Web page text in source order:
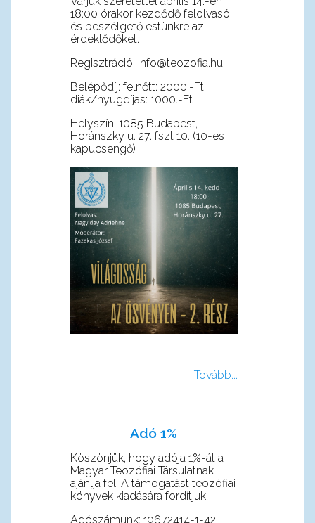
18:00 órakor kezdődő felolvasó
és beszélgető estünkre az
érdeklődőket.
Regisztráció: info@teozofia.hu
Belépődíj: felnőtt: 2000.-Ft,
diák/nyugdíjas: 1000.-Ft
Helyszín: 1085 Budapest,
Horánszky u. 27. fszt 10. (10-es
kapucsengő)
Tovább...
Adó 1%
Köszönjük, hogy adója 1%-át a
Magyar Teozófiai Társulatnak
ajánlja fel! A támogatást teozófiai
könyvek kiadására fordítjuk.
Adószámunk: 19672414-1-42